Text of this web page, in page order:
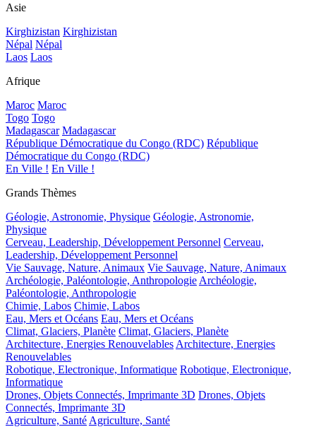
Asie
Kirghizistan Kirghizistan
Népal Népal
Laos Laos
Afrique
Maroc Maroc
Togo Togo
Madagascar Madagascar
République Démocratique du Congo (RDC) République
Démocratique du Congo (RDC)
En Ville ! En Ville !
Grands Thèmes
Géologie, Astronomie, Physique Géologie, Astronomie,
Physique
Cerveau, Leadership, Développement Personnel Cerveau,
Leadership, Développement Personnel
Vie Sauvage, Nature, Animaux Vie Sauvage, Nature, Animaux
Archéologie, Paléontologie, Anthropologie Archéologie,
Paléontologie, Anthropologie
Chimie, Labos Chimie, Labos
Eau, Mers et Océans Eau, Mers et Océans
Climat, Glaciers, Planète Climat, Glaciers, Planète
Architecture, Energies Renouvelables Architecture, Energies
Renouvelables
Robotique, Electronique, Informatique Robotique, Electronique,
Informatique
Drones, Objets Connectés, Imprimante 3D Drones, Objets
Connectés, Imprimante 3D
Agriculture, Santé Agriculture, Santé